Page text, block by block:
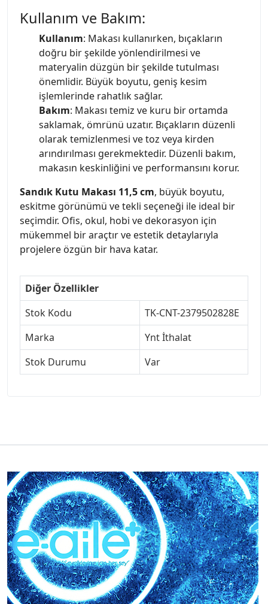
Kullanım ve Bakım:
Kullanım: Makası kullanırken, bıçakların
doğru bir şekilde yönlendirilmesi ve
materyalin düzgün bir şekilde tutulması
önemlidir. Büyük boyutu, geniş kesim
işlemlerinde rahatlık sağlar.
Bakım: Makası temiz ve kuru bir ortamda
saklamak, ömrünü uzatır. Bıçakların düzenli
olarak temizlenmesi ve toz veya kirden
arındırılması gerekmektedir. Düzenli bakım,
makasın keskinliğini ve performansını korur.
Sandık Kutu Makası 11,5 cm, büyük boyutu,
eskitme görünümü ve tekli seçeneği ile ideal bir
seçimdir. Ofis, okul, hobi ve dekorasyon için
mükemmel bir araçtır ve estetik detaylarıyla
projelere özgün bir hava katar.
Diğer Özellikler
Stok Kodu
TK-CNT-2379502828E
Marka
Ynt İthalat
Stok Durumu
Var